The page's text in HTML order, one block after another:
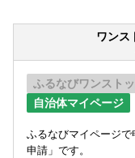
ワンス
ふるなびワンスト
自治体マイページ
ふるなびマイページ
申請」です。